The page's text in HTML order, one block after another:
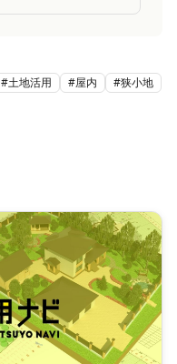
#土地活用 #屋内 #狭小地